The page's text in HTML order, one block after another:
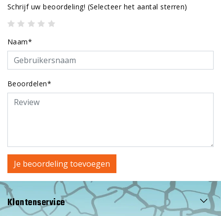
Schrijf uw beoordeling! (Selecteer het aantal sterren)
Naam*
Beoordelen*
Je beoordeling toevoegen
Klantenservice